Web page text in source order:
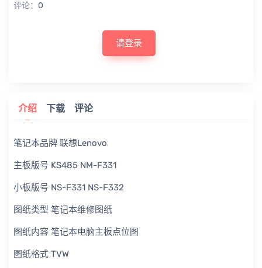
评论： 0
请登录
介绍 下载 评论
笔记本品牌 联想Lenovo
主板版号 KS485 NM-F331
小板版号 NS-F331 NS-F332
图纸类型 笔记本维修图纸
图纸内容 笔记本电脑主板点位图
图纸格式 TVW